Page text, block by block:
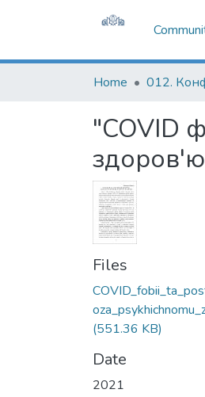
Home
"COVID
Files
(551.36 KB)
Date
2021